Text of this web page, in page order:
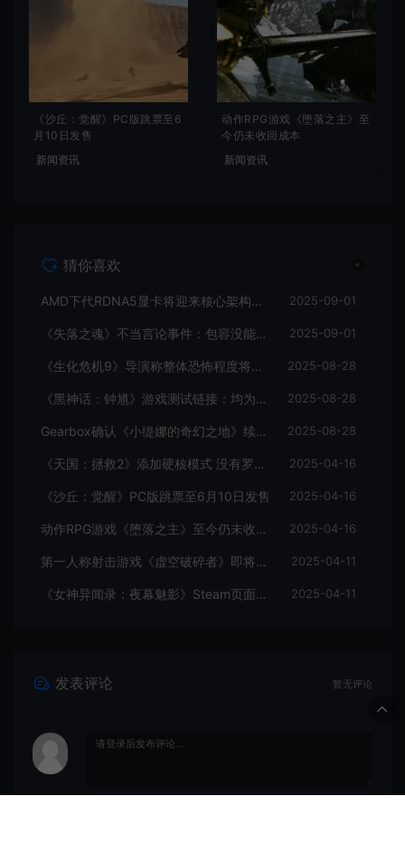
《沙丘：觉醒》PC版跳票至6
月10日发售
新闻资讯
动作RPG游戏《堕落之主》至
今仍未收回成本
新闻资讯
猜你喜欢
AMD下代RDNA5显卡将迎来核心架构大幅升级 2025-09-01
《失落之魂》不当言论事件：包容没能消解过激言论 2025-09-01
《生化危机9》导演称整体恐怖程度将进一步提升 2025-08-28
《黑神话：钟馗》游戏测试链接：均为骗子 2025-08-28
Gearbox确认《小缇娜的奇幻之地》续作正在开发中 2025-08-28
《天国：拯救2》添加硬核模式 没有罗盘和快速旅行 2025-04-16
《沙丘：觉醒》PC版跳票至6月10日发售 2025-04-16
动作RPG游戏《堕落之主》至今仍未收回成本 2025-04-16
第一人称射击游戏《虚空破碎者》即将多平台上线 2025-04-11
《女神异闻录：夜幕魅影》Steam页面上线 2025-04-11
发表评论 暂无评论